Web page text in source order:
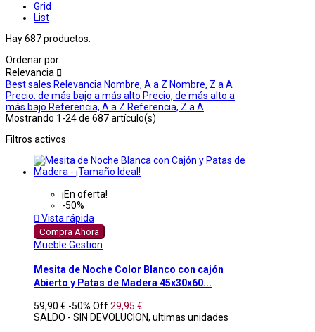
Grid
List
Hay 687 productos.
Ordenar por:
Relevancia 
Best sales Relevancia Nombre, A a Z Nombre, Z a A
Precio: de más bajo a más alto Precio, de más alto a
más bajo Referencia, A a Z Referencia, Z a A
Mostrando 1-24 de 687 artículo(s)
Filtros activos
¡En oferta!
-50%
 Vista rápida
Compra Ahora
Mueble Gestion
Mesita de Noche Color Blanco con cajón
Abierto y Patas de Madera 45x30x60...
59,90 € -50% Off29,95 €
SALDO - SIN DEVOLUCION, ultimas unidades